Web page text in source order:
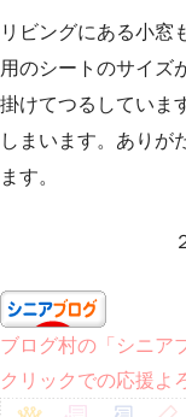
リビングにある小窓
用のシートのサイズ
掛けてつるしていま
しまいます。ありが
ます。
ブログ村の「シニア
クリックでの応援よ